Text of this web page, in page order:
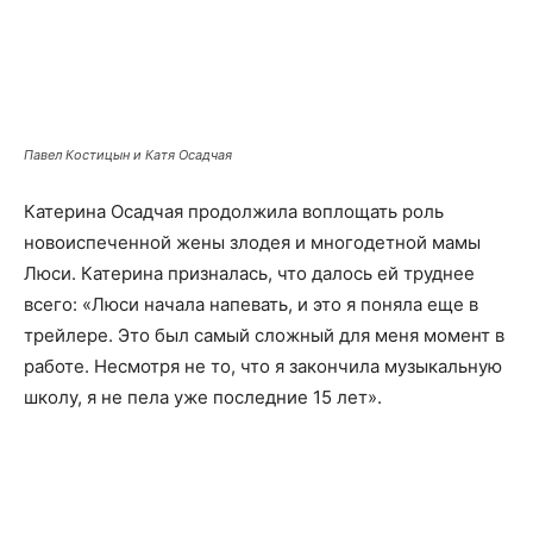
Павел Костицын и Катя Осадчая
Катерина Осадчая продолжила воплощать роль
новоиспеченной жены злодея и многодетной мамы
Люси. Катерина призналась, что далось ей труднее
всего: «Люси начала напевать, и это я поняла еще в
трейлере. Это был самый сложный для меня момент в
работе. Несмотря не то, что я закончила музыкальную
школу, я не пела уже последние 15 лет».